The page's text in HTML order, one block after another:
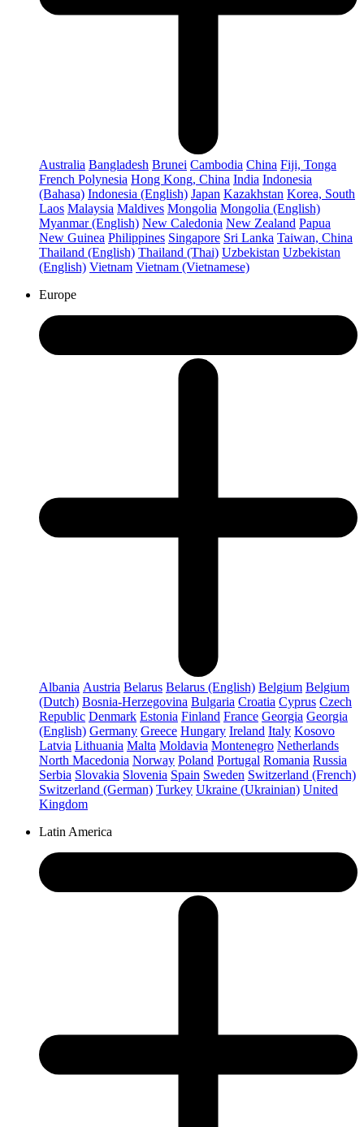
Australia Bangladesh Brunei Cambodia China Fiji, Tonga
French Polynesia Hong Kong, China India Indonesia
(Bahasa) Indonesia (English) Japan Kazakhstan Korea, South
Laos Malaysia Maldives Mongolia Mongolia (English)
Myanmar (English) New Caledonia New Zealand Papua
New Guinea Philippines Singapore Sri Lanka Taiwan, China
Thailand (English) Thailand (Thai) Uzbekistan Uzbekistan
(English) Vietnam Vietnam (Vietnamese)
Europe
Albania Austria Belarus Belarus (English) Belgium Belgium
(Dutch) Bosnia-Herzegovina Bulgaria Croatia Cyprus Czech
Republic Denmark Estonia Finland France Georgia Georgia
(English) Germany Greece Hungary Ireland Italy Kosovo
Latvia Lithuania Malta Moldavia Montenegro Netherlands
North Macedonia Norway Poland Portugal Romania Russia
Serbia Slovakia Slovenia Spain Sweden Switzerland (French)
Switzerland (German) Turkey Ukraine (Ukrainian) United
Kingdom
Latin America